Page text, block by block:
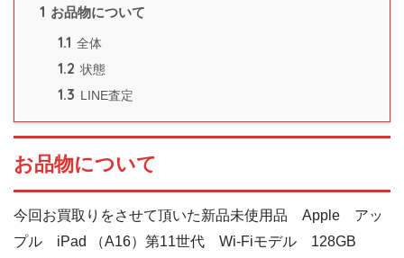
1 お品物について
1.1 全体
1.2 状態
1.3 LINE査定
お品物について
今回お買取りをさせて頂いた新品未使用品 Apple アッ
プル iPad （A16）第11世代 Wi-Fiモデル 128GB